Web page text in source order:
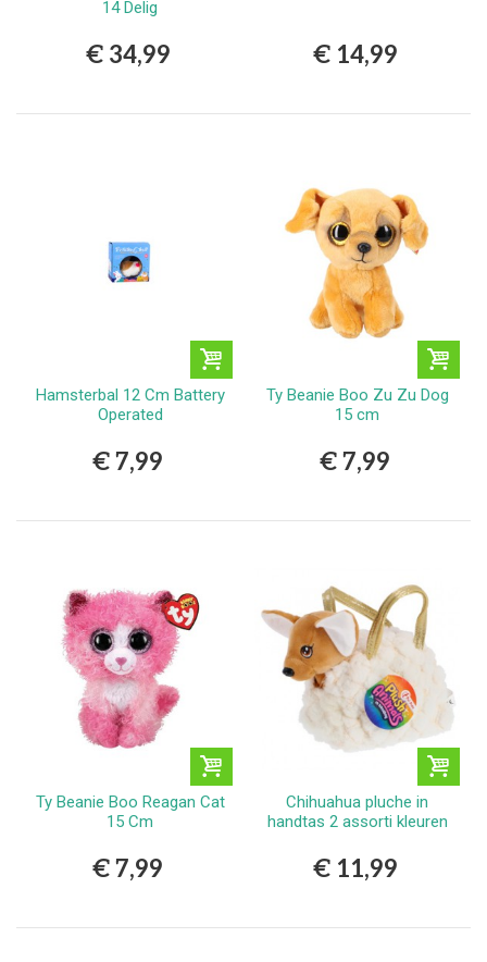
14 Delig
€ 34,99 € 14,99
Hamsterbal 12 Cm Battery
Operated
€ 7,99
Ty Beanie Boo Zu Zu Dog
15 cm
€ 7,99
Ty Beanie Boo Reagan Cat
15 Cm
€ 7,99
Chihuahua pluche in
handtas 2 assorti kleuren
€ 11,99